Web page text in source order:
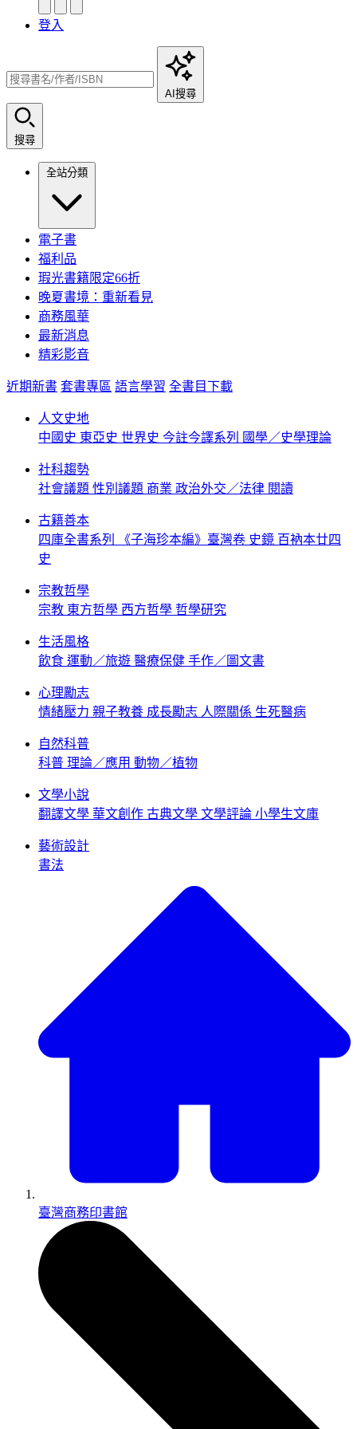
登入
AI搜尋
搜尋
全站分類
電子書
福利品
瑕光書籍限定66折
晚夏書境：重新看見
商務風華
最新消息
精彩影音
近期新書 套書專區 語言學習 全書目下載
人文史地
中國史 東亞史 世界史 今註今譯系列 國學／史學理論
社科趨勢
社會議題 性別議題 商業 政治外交／法律 閱讀
古籍善本
四庫全書系列
《子海珍本編》臺灣卷 史鏡 百衲本廿四
史
宗教哲學
宗教 東方哲學 西方哲學 哲學研究
生活風格
飲食 運動／旅遊 醫療保健 手作／圖文書
心理勵志
情緒壓力 親子教養 成長勵志 人際關係 生死醫病
自然科普
科普 理論／應用 動物／植物
文學小說
翻譯文學 華文創作 古典文學 文學評論 小學生文庫
藝術設計
書法
臺灣商務印書館